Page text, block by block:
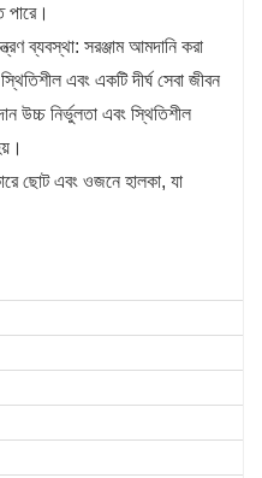
পারে।
ব্যবস্থা: সরঞ্জাম আমদানি করা
এবং একটি দীর্ঘ সেবা জীবন
উচ্চ নির্ভুলতা এবং স্থিতিশীল
ছোট এবং ওজনে হালকা, যা